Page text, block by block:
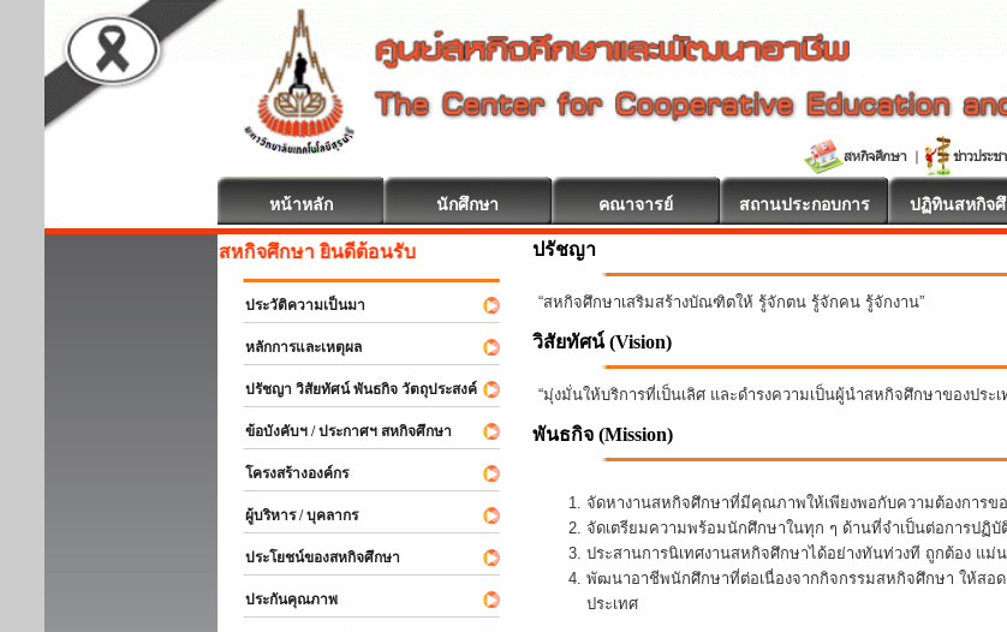
หน้าหลัก นักศึกษา คณาจารย์ สถานประกอบการ ปฏิทินสหกิจ
สหกิจศึกษา ยินดีต้อนรับ
ประวัติความเป็นมา
หลักการและเหตุผล
ปรัชญา วิสัยทัศน์ พันธกิจ วัตถุประสงค์
ข้อบังคับฯ / ประกาศฯ สหกิจศึกษา
โครงสร้างองค์กร
ผู้บริหาร / บุคลากร
ประโยชน์ของสหกิจศึกษา
ประกันคุณภาพ
ปรัชญา
“สหกิจศึกษาเสริมสร้างบัณฑิตให้ รู้จักตน รู้จักคน รู้จักงาน”
วิสัยทัศน์ (Vision)
“มุ่งมั่นให้บริการที่เป็นเลิศ และดำรงความเป็นผู้นำสหกิจศึกษาของประ
พันธกิจ (Mission)
จัดหางานสหกิจศึกษาที่มีคุณภาพให้เพียงพอกับความต้องการข
จัดเตรียมความพร้อมนักศึกษาในทุก ๆ ด้านที่จำเป็นต่อการปฏิ
ประสานการนิเทศงานสหกิจศึกษาได้อย่างทันท่วงที ถูกต้อง แม่
พัฒนาอาชีพนักศึกษาที่ต่อเนื่องจากกิจกรรมสหกิจศึกษา ให้สอด
ประเทศ